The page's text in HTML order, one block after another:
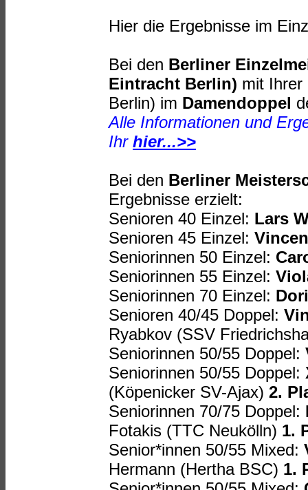
Hier die Ergebnisse im
Bei den Berliner
Eintracht Berlin) mit Ihrer
Berlin) im Damendoppel
Alle Informationen und
Ihr hier...>>
Bei den Berliner
Ergebnisse erzielt:
Senioren 40 Einzel: Lars
Senioren 45 Einzel:
Seniorinnen 50 Einzel:
Seniorinnen 55 Einzel:
Seniorinnen 70 Einzel:
Senioren 40/45 Doppel:
Ryabkov (SSV
Seniorinnen 50/55 Doppel:
Seniorinnen 50/55 Doppel:
(Köpenicker SV-Ajax) 2.
Seniorinnen 70/75 Doppel:
Fotakis (TTC Neukölln) 1.
Senior*innen 50/55 Mixed:
Hermann (Hertha BSC) 1.